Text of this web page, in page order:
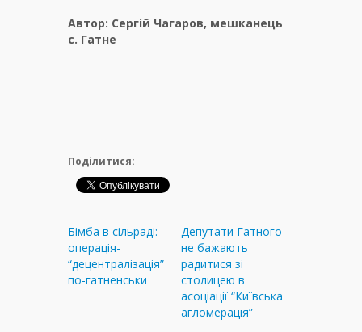
Автор: Сергій Чагаров, мешканець
с. Гатне
Поділитися:
Бімба в сільраді:
операція-
“децентралізація”
по-гатненськи
Депутати Гатного
не бажають
радитися зі
столицею в
асоціації “Київська
агломерація”